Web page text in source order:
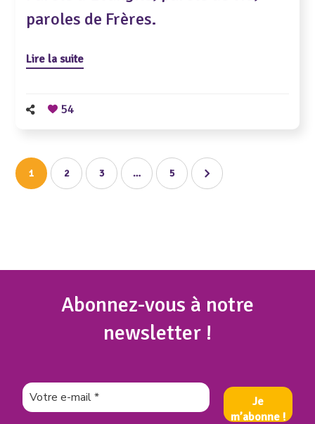
paroles de Frères.
Lire la suite
54
1 2 3 … 5
Abonnez-vous à notre
newsletter !